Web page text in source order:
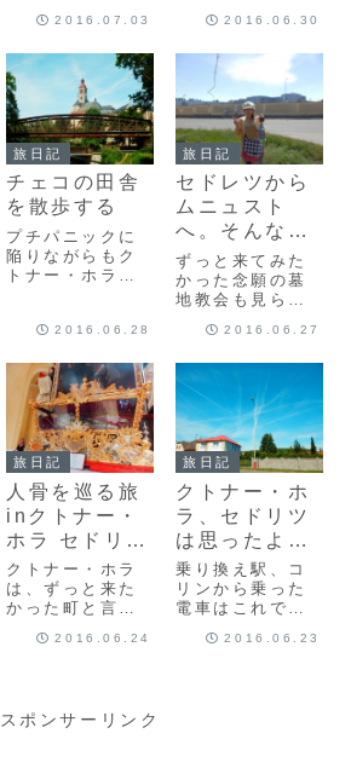
す。そして、今
ッパ旅最大の特
徴は、さくさく
移動してるって
ことです。なん
ていうか。。。
今のところま
だ、この町を去
りたくないなぁ
って思いも、...
2016.07.03
来たので、今度
りを歩いて、ふ
らふらすること
にしました。旧
市街は、石でで
きた町って感じ
ですね。 古そう
な石作の建物が
多い気が...
2016.06.30
旅日記
チェコの田舎
を散歩する
プチパニックに
陥りながらもク
トナー・ホラ、
像をはるかに超
田舎町が広がっ
ていました。駅
前ですら、こん
な感じ。 これ、
観光地と言って
いいのか？って
くらい、ひとっ
こ...
2016.06.28
旅日記
セドレツから
ムニュスト
へ。そんな線
路ってあるん
ですね！？
ずっと来てみた
かった念願の墓
地教会も見られ
の居心地のよか
後にしましょ
う。ほんとは、
こんな何にもな
い田舎町で、の
んびりしたかっ
たけど。時間も
限られていま
す。
(adsbygoo...
2016.06.27
旅日記
人骨を巡る旅
inクトナー・
ホラ セドリツ
編 聖マリア
大聖堂
クトナー・ホラ
は、ずっと来た
かった町と言っ
があるのか。ほ
い。こんな感じ
2016.06.24
旅日記
クトナー・ホ
ラ、セドリツ
は思ったより
誰もいないっ
す
乗り換え駅、コ
リンから乗った
電車はこれで
ラハから来た時
2016.06.23
スポンサーリンク